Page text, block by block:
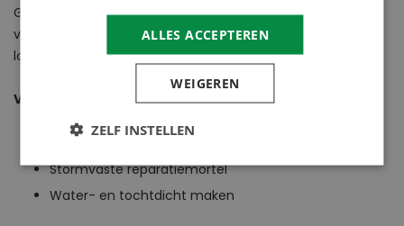
Gebruiksklare dakreparatie mortel voor het stormvast
verankeren en herstellen van pannen, nokken en
loodaansluitingen. Hecht onmiddellijk en is blijvend flexibel.
Voordelen
Stormvaste reparatiemortel
Water- en tochtdicht maken
ALLES ACCEPTEREN
WEIGEREN
ZELF INSTELLEN